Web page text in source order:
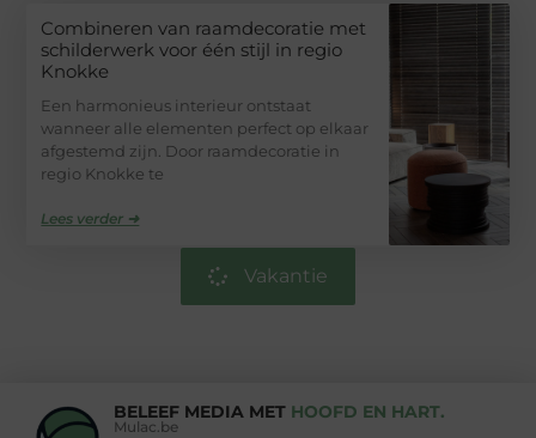
Combineren van raamdecoratie met
schilderwerk voor één stijl in regio
Knokke
Een harmonieus interieur ontstaat
wanneer alle elementen perfect op elkaar
afgestemd zijn. Door raamdecoratie in
regio Knokke te
Lees verder ➜
Vakantie
BELEEF MEDIA MET HOOFD EN HART.
Mulac.be